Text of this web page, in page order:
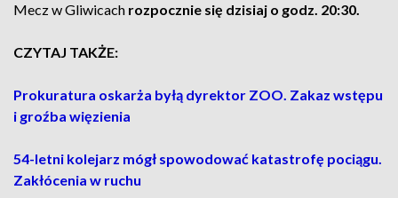
Mecz w Gliwicach rozpocznie się dzisiaj o godz. 20:30.
CZYTAJ TAKŻE:
Prokuratura oskarża byłą dyrektor ZOO. Zakaz wstępu
i groźba więzienia
54-letni kolejarz mógł spowodować katastrofę pociągu.
Zakłócenia w ruchu